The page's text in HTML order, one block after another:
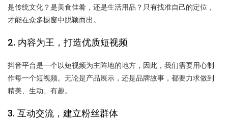
是传统文化？是美食佳肴，还是生活用品？只有找准自己的定位，
才能在众多橱窗中脱颖而出。
2. 内容为王，打造优质短视频
抖音平台是一个以短视频为主阵地的地方，因此，我们需要用心制
作每一个短视频。无论是产品展示，还是品牌故事，都要力求做到
精美、生动、有趣。
3. 互动交流，建立粉丝群体